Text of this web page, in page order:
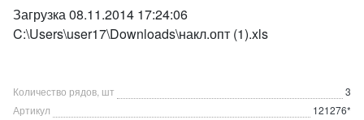
Загрузка 08.11.2014 17:24:06
C:\Users\user17\Downloads\накл.опт (1).xls
Количество рядов, шт
3
Артикул
121276*